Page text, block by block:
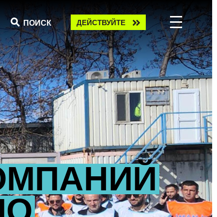
ПОИСК
Take
action
ДЕЙСТВУЙТЕ